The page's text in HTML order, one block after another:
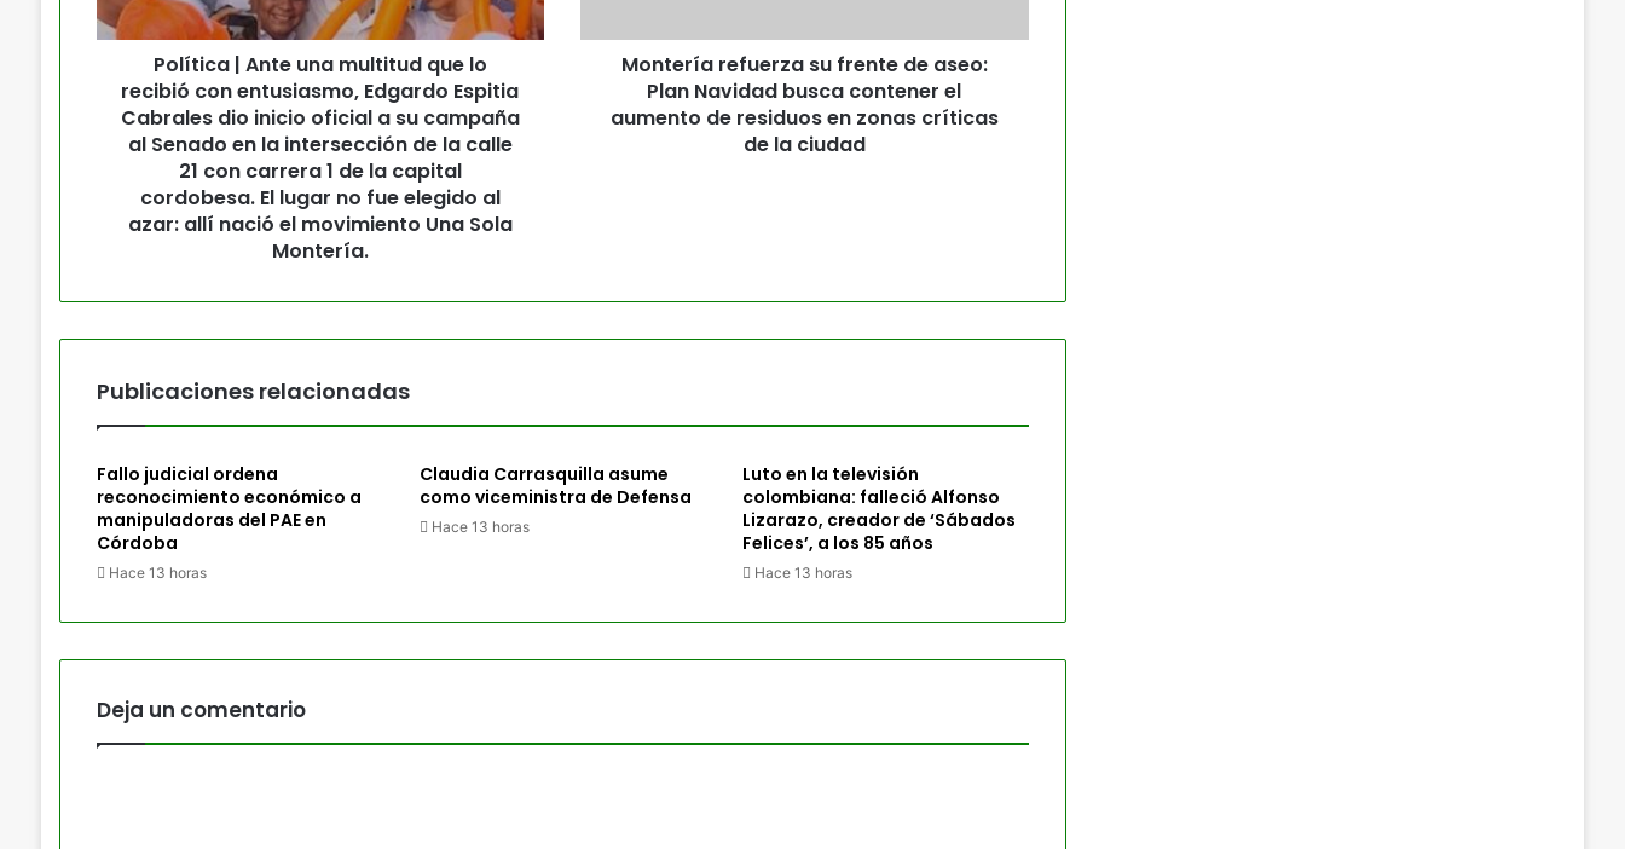
Política | Ante una multitud que lo
recibió con entusiasmo, Edgardo Espitia
Cabrales dio inicio oficial a su campaña
al Senado en la intersección de la calle
21 con carrera 1 de la capital
cordobesa. El lugar no fue elegido al
azar: allí nació el movimiento Una Sola
Montería.
Montería refuerza su frente de aseo:
Plan Navidad busca contener el
aumento de residuos en zonas críticas
de la ciudad
Publicaciones relacionadas
Fallo judicial ordena
reconocimiento económico a
manipuladoras del PAE en
Córdoba
Hace 13 horas
Claudia Carrasquilla asume
como viceministra de Defensa
Hace 13 horas
Luto en la televisión
colombiana: falleció Alfonso
Lizarazo, creador de ‘Sábados
Felices’, a los 85 años
Hace 13 horas
Deja un comentario